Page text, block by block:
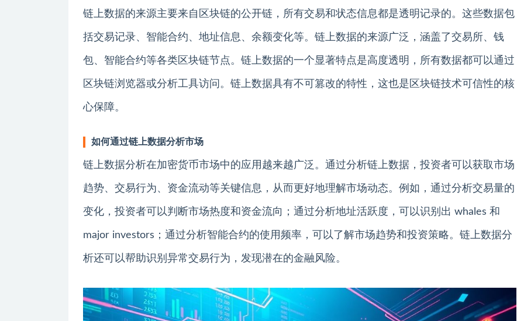
链上数据的来源主要来自区块链的公开链，所有交易和状态信息都是透明记录的。这些数据包
括交易记录、智能合约、地址信息、余额变化等。链上数据的来源广泛，涵盖了交易所、钱
包、智能合约等各类区块链节点。链上数据的一个显著特点是高度透明，所有数据都可以通过
区块链浏览器或分析工具访问。链上数据具有不可篡改的特性，这也是区块链技术可信性的核
心保障。
如何通过链上数据分析市场
链上数据分析在加密货币市场中的应用越来越广泛。通过分析链上数据，投资者可以获取市场
趋势、交易行为、资金流动等关键信息，从而更好地理解市场动态。例如，通过分析交易量的
变化，投资者可以判断市场热度和资金流向；通过分析地址活跃度，可以识别出 whales 和
major investors；通过分析智能合约的使用频率，可以了解市场趋势和投资策略。链上数据分
析还可以帮助识别异常交易行为，发现潜在的金融风险。